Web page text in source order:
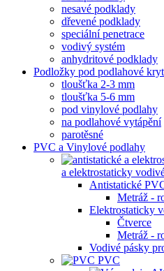
nesavé podklady
dřevené podklady
speciální penetrace
vodivý systém
anhydritové podklady
Podložky pod podlahové
tloušťka 2-3 mm
tloušťka 5-6 mm
pod vinylové podlahy
na podlahové vytápění
parotěsné
PVC a Vinylové podlahy
a elektrostaticky
Antistatické
Metráž -
Elektrostaticky
Čtverce
Metráž -
Vodivé pásky
PVC